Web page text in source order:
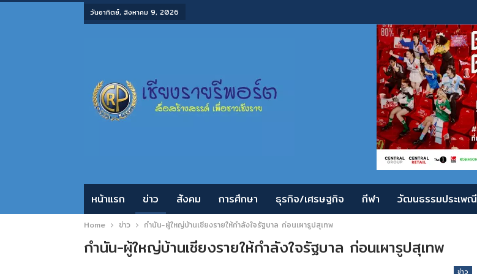
วันอาทิตย์, สิงหาคม 9, 2026
หน้าแรก ข่าว สังคม การศึกษา ธุรกิจ/เศรษฐกิจ กีฬา วัฒนธรรมประเพณี
Home ข่าว กำนัน-ผู้ใหญ่บ้านเชียงรายให้กำลังใจรัฐบาล ก่อนเผารูปสุเทพ
กำนัน-ผู้ใหญ่บ้านเชียงรายให้กำลังใจรัฐบาล ก่อนเผารูปสุเทพ
ข่าว